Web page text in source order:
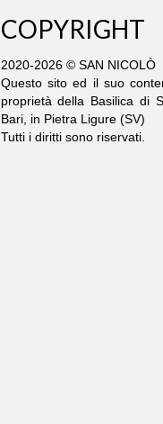
COPYRIGHT
2020-2026 © SAN NICOLÒ
Questo sito ed il suo
proprietà della Basilica di
Bari, in Pietra Ligure (SV)
Tutti i diritti sono riservati.